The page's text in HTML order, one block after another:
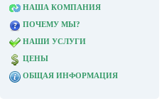
НАША КОМПАНИЯ
ПОЧЕМУ МЫ?
НАШИ УСЛУГИ
ЦЕНЫ
ОБЩАЯ ИНФОРМАЦИЯ